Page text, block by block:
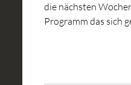
die nächsten
Programm das sich